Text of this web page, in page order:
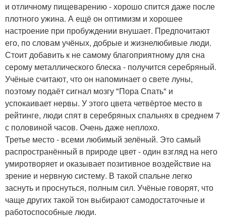
и отличному пищеварению - хорошо спится даже после
плотного ужина. А ещё он оптимизм и хорошее
настроение при пробуждении внушает. Предпочитают
его, по словам учёных, добрые и жизнелюбивые люди.
Стоит добавить к не самому благоприятному для сна
серому металлического блеска - получится серебряный.
Учёные считают, что он напоминает о свете луны,
поэтому подаёт сигнал мозгу "Пора Спать" и
успокаивает нервы. У этого цвета четвёртое место в
рейтинге, люди спят в серебряных спальнях в среднем 7
с половиной часов. Очень даже неплохо.
Третье место - всеми любимый зелёный. Это самый
распространённый в природе цвет - один взгляд на него
умиротворяет и оказывает позитивное воздействие на
зрение и нервную систему. В такой спальне легко
заснуть и проснуться, полным сил. Учёные говорят, что
чаще других такой тон выбирают самодостаточные и
работоспособные люди.